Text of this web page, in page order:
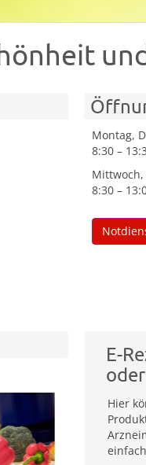
Montag,
8:30 –
Mittwoch,
8:30 –
E-
Hier